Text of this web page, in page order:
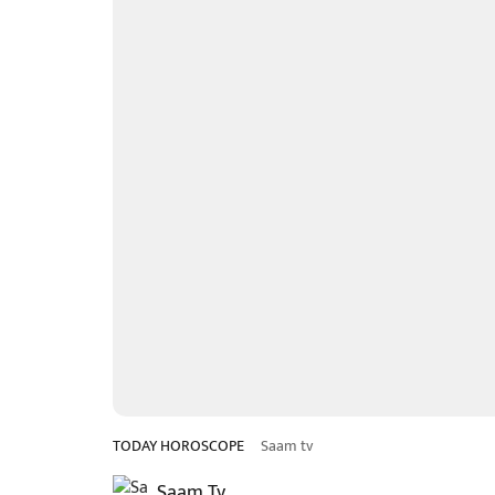
TODAY HOROSCOPE Saam tv